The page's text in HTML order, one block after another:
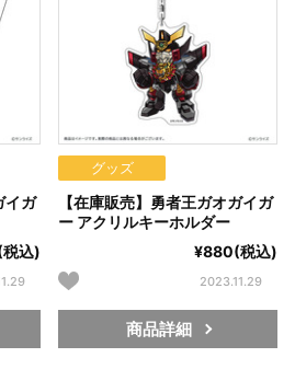
イガ
込)
グッズ
【在庫販売】勇者王ガオガイガ
ー アクリルキーホルダー
¥880(税込)
2023.11.29
商品詳細